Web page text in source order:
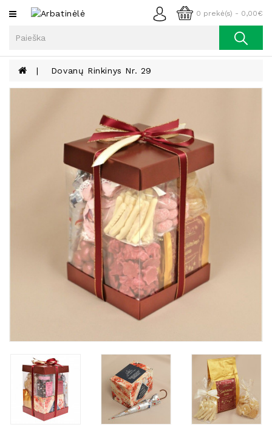
0 prekė(s) - 0,00€
Kategorijos
Kava
Prieskoniai
Aliejai
Kosmetika
Higienos
Priemonės
Dovanų Rinkinys Nr. 29